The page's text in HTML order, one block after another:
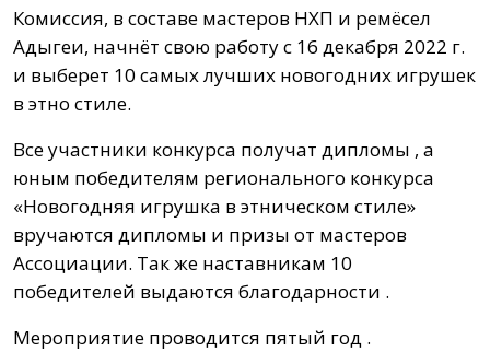
Комиссия, в составе мастеров НХП и ремёсел
Адыгеи, начнёт свою работу с 16 декабря 2022 г.
и выберет 10 самых лучших новогодних игрушек
в этно стиле.
Все участники конкурса получат дипломы , а
юным победителям регионального конкурса
«Новогодняя игрушка в этническом стиле»
вручаются дипломы и призы от мастеров
Ассоциации. Так же наставникам 10
победителей выдаются благодарности .
Мероприятие проводится пятый год .